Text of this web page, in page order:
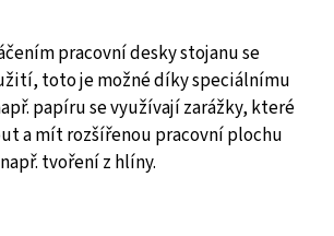
pracovní desky stojanu se
toto je možné díky speciálnímu
papíru se využívají zarážky, které
a mít rozšířenou pracovní plochu
tvoření z hlíny.